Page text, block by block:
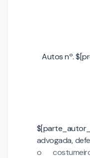
Autos nº.
advogada,
o